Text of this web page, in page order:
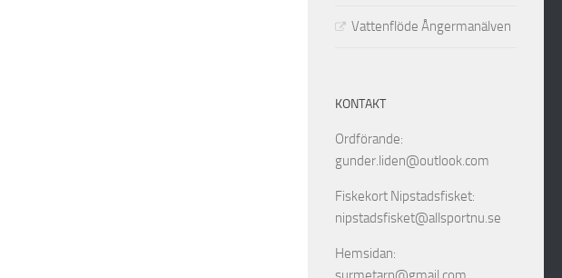
Vattenflöde Ångermanälven
KONTAKT
Ordförande:
gunder.liden@outlook.com
Fiskekort Nipstadsfisket:
nipstadsfisket@allsportnu.se
Hemsidan: